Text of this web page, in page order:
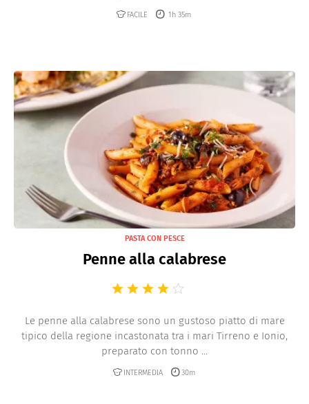
FACILE 1h 35m
PASTA CON PESCE
Penne alla calabrese
Le penne alla calabrese sono un gustoso piatto di mare
tipico della regione incastonata tra i mari Tirreno e Ionio,
preparato con tonno ...
INTERMEDIA 30m